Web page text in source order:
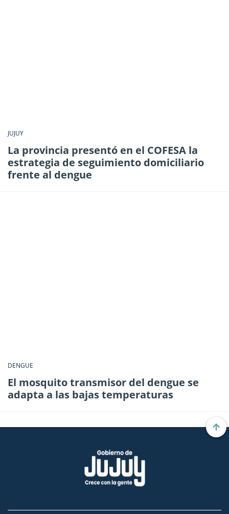
JUJUY
La provincia presentó en el COFESA la
estrategia de seguimiento domiciliario
frente al dengue
DENGUE
El mosquito transmisor del dengue se
adapta a las bajas temperaturas